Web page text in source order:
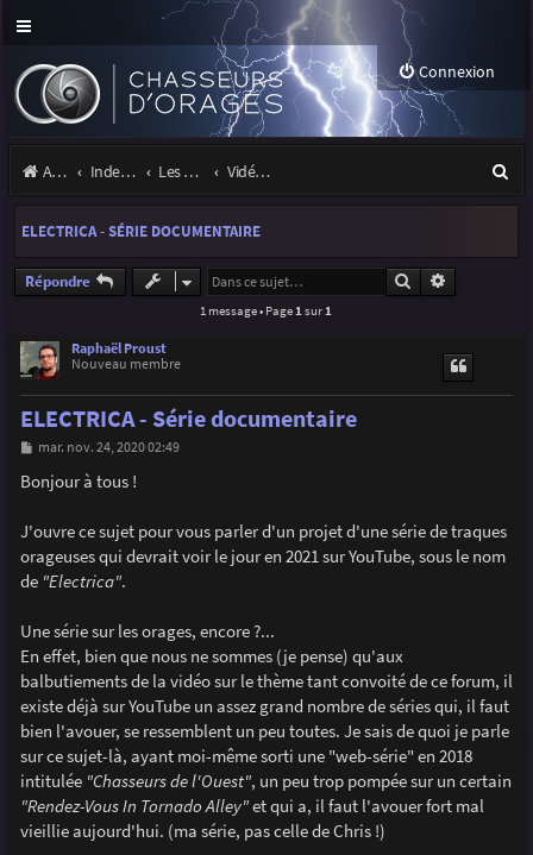
Connexion
Accueil Index du forum Les orages Vidéos d'orages
e
ELECTRICA - SÉRIE DOCUMENTAIRE
Répondre Rechercher
1 message • Page 1 sur 1
Raphaël Proust
Nouveau membre
ELECTRICA - Série documentaire
M
s
s
e
mar. nov. 24, 2020 02:49
Bonjour à tous !
J'ouvre ce sujet pour vous parler d'un projet d'une série de traques
orageuses qui devrait voir le jour en 2021 sur YouTube, sous le nom
de "Electrica".
Une série sur les orages, encore ?...
En effet, bien que nous ne sommes (je pense) qu'aux
balbutiements de la vidéo sur le thème tant convoité de ce forum, il
existe déjà sur YouTube un assez grand nombre de séries qui, il faut
bien l'avouer, se ressemblent un peu toutes. Je sais de quoi je parle
sur ce sujet-là, ayant moi-même sorti une "web-série" en 2018
intitulée "Chasseurs de l'Ouest", un peu trop pompée sur un certain
"Rendez-Vous In Tornado Alley"et qui a, il faut l'avouer fort mal
vieillie aujourd'hui. (ma série, pas celle de Chris !)